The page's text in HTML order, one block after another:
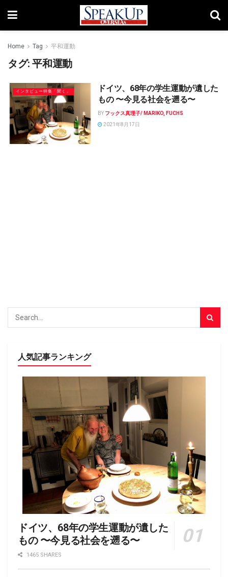
Home Tag 平和運動
タグ:平和運動
インタビュー特集「聞く」
ドイツ、68年の学生運動が遺した
もの 〜今見る社会を遡る〜
BY フックス真理子/ MARIKO, FUCHS
2021年8月17日
人気記事ランキング
ドイツ、68年の学生運動が遺した
もの 〜今見る社会を遡る〜
1465 SHARES